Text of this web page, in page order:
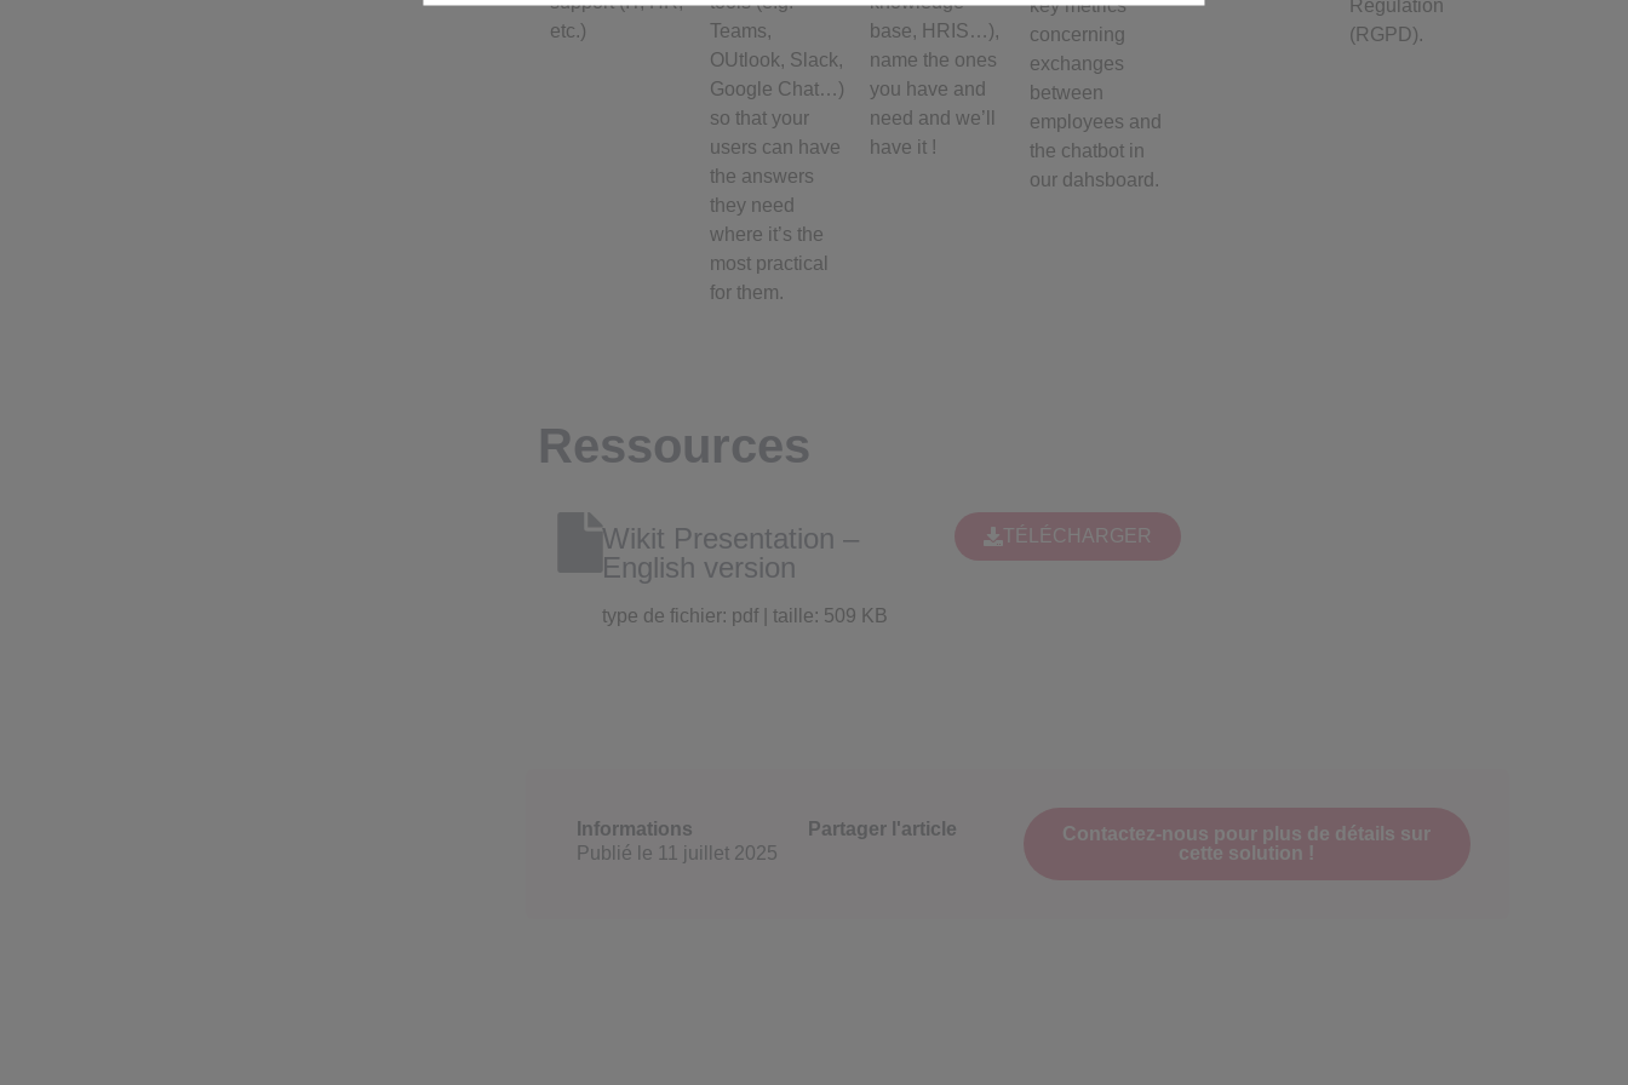
etc.)
Teams,
OUtlook, Slack,
Google Chat…)
so that your
users can have
the answers
they need
where it’s the
most practical
for them.
base, HRIS…),
name the ones
you have and
need and we’ll
have it !
key metrics
concerning
exchanges
between
employees and
the chatbot in
our dahsboard.
Regulation
(RGPD).
Ressources
Wikit Presentation –
English version
type de fichier: pdf | taille: 509 KB
TÉLÉCHARGER
Informations
Publié le 11 juillet 2025
Partager l'article
Contactez-nous pour plus de détails sur
cette solution !